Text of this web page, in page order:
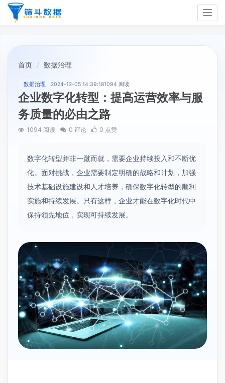
首页 数据治理
数据治理 2024-12-05 14:39:181094 阅读
企业数字化转型：提高运营效率与服
务质量的必由之路
1094 阅读 0 评论 0 点赞
数字化转型并非一蹴而就，需要企业持续投入和不断优
化。面对挑战，企业需要制定明确的战略和计划，加强
技术基础设施建设和人才培养，确保数字化转型的顺利
实施和持续发展。只有这样，企业才能在数字化时代中
保持领先地位，实现可持续发展。